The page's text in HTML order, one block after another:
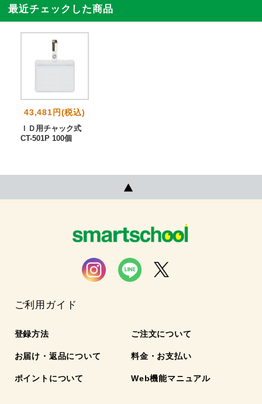
最近チェックした商品
43,481円(税込)
ＩＤ用チャック式
CT-501P 100個
ご利用ガイド
登録方法 ご注文について
お届け・返品について 料金・お支払い
ポイントについて Web機能マニュアル